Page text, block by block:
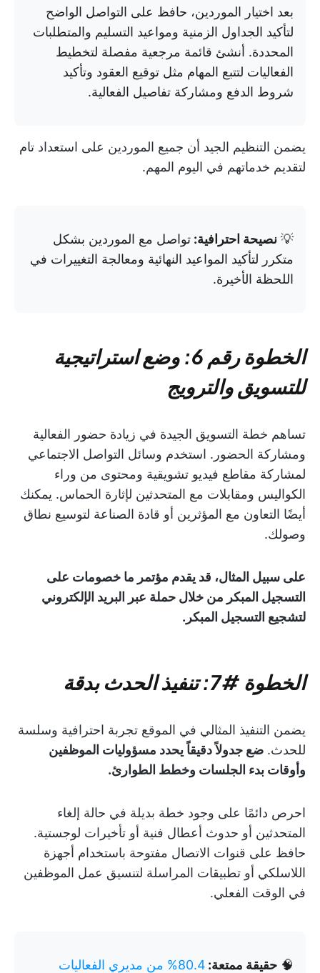
بعد اختيار الموردين، حافظ على التواصل الواضح
لتأكيد الجداول الزمنية ومواعيد التسليم والمتطلبات
المحددة. أنشئ قائمة مرجعية مفصلة لتخطيط
الفعاليات لتتبع المهام مثل توقيع العقود وتأكيد
شروط الدفع ومشاركة تفاصيل الفعالية.
يضمن التنظيم الجيد أن جميع الموردين على استعداد تام
لتقديم خدماتهم في اليوم المهم.
💡 نصيحة احترافية: تواصل مع الموردين بشكل
متكرر لتأكيد المواعيد النهائية ومعالجة التغييرات في
اللحظة الأخيرة.
الخطوة رقم 6: وضع استراتيجية
للتسويق والترويج
تساهم خطة التسويق الجيدة في زيادة حضور الفعالية
ومشاركة الحضور. استخدم وسائل التواصل الاجتماعي
لمشاركة مقاطع فيديو تشويقية ومحتوى من وراء
الكواليس ومقابلات مع المتحدثين لإثارة الحماس. يمكنك
أيضًا التعاون مع المؤثرين أو قادة الصناعة لتوسيع نطاق
وصولك.
على سبيل المثال، قد يقدم مؤتمر ما خصومات على
التسجيل المبكر من خلال حملة عبر البريد الإلكتروني
لتشجيع التسجيل المبكر.
الخطوة #7: تنفيذ الحدث بدقة
يضمن التنفيذ المثالي في الموقع تجربة احترافية وسلسة
للحدث. ضع جدولاً دقيقاً يحدد مسؤوليات الموظفين
وأوقات بدء الجلسات وخطط الطوارئ.
احرص دائمًا على وجود خطة بديلة في حالة إلغاء
المتحدثين أو حدوث أعطال فنية أو تأخيرات لوجستية.
حافظ على قنوات الاتصال مفتوحة باستخدام أجهزة
اللاسلكي أو تطبيقات المراسلة لتنسيق عمل الموظفين
في الوقت الفعلي.
🧠 حقيقة ممتعة: 80.4% من مديري الفعاليات